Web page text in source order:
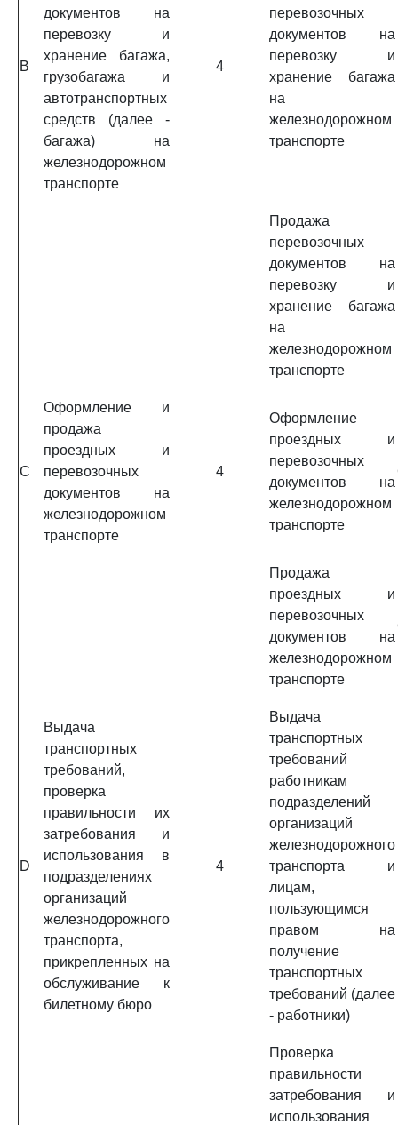
B
документов на
перевозку и
хранение багажа,
грузобагажа и
автотранспортных
средств (далее -
багажа) на
железнодорожном
транспорте
4
перевозочных
документов на
перевозку и
хранение багажа
на
железнодорожном
транспорте
Продажа
перевозочных
документов на
перевозку и
хранение багажа
на
железнодорожном
транспорте
C
Оформление и
продажа
проездных и
перевозочных
документов на
железнодорожном
транспорте
4
Оформление
проездных и
перевозочных
документов на
железнодорожном
транспорте
Продажа
проездных и
перевозочных
документов на
железнодорожном
транспорте
D
Выдача
транспортных
требований,
проверка
правильности их
затребования и
использования в
подразделениях
организаций
железнодорожного
транспорта,
прикрепленных на
обслуживание к
билетному бюро
4
Выдача
транспортных
требований
работникам
подразделений
организаций
железнодорожного
транспорта и
лицам,
пользующимся
правом на
получение
транспортных
требований (далее
- работники)
Проверка
правильности
затребования и
использования